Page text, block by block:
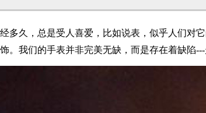
久，总是受人喜爱，比如说表，似乎人们对它
。我们的手表并非完美无缺，而是存在着缺陷